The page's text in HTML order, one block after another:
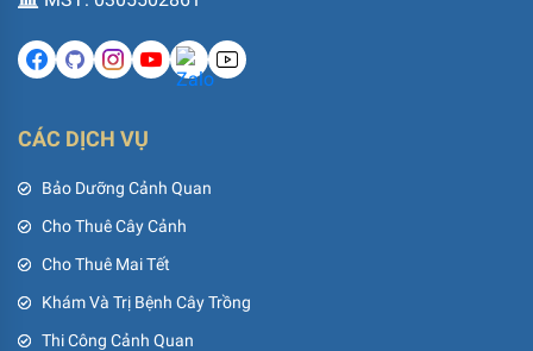
CÁC DỊCH VỤ
Bảo Dưỡng Cảnh Quan
Cho Thuê Cây Cảnh
Cho Thuê Mai Tết
Khám Và Trị Bệnh Cây Trồng
Thi Công Cảnh Quan